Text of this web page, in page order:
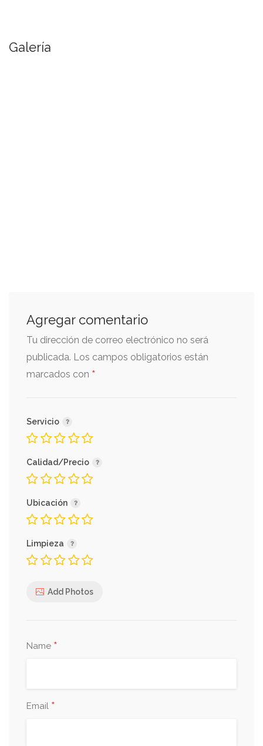
Galería
Agregar comentario
Tu dirección de correo electrónico no será
publicada. Los campos obligatorios están
marcados con *
Servicio
Calidad/Precio
Ubicación
Limpieza
Add Photos
Name *
Email *